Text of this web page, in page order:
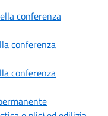
conferenza
conferenza
conferenza